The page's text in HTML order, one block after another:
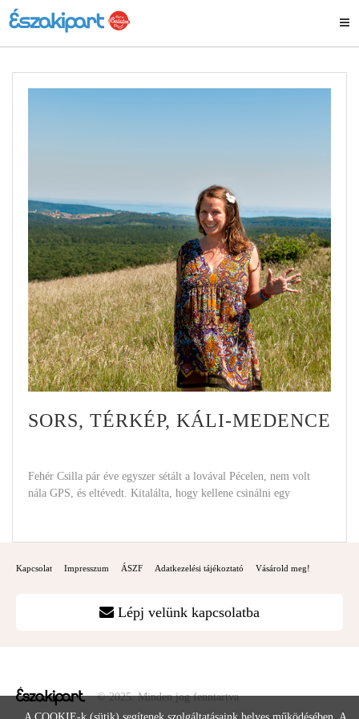
SORS, TÉRKÉP, KÁLI-MEDENCE
Fehér Csilla pár éve egyszer sétált a lovával Pécelen, nem volt
nála GPS, és eltévedt. Kitalálta, hogy kellene csinálni egy
Kapcsolat Impresszum ÁSZF Adatkezelési tájékoztató Vásárold meg!
Lépj velünk kapcsolatba
© 2025. Minden jog fenntartva